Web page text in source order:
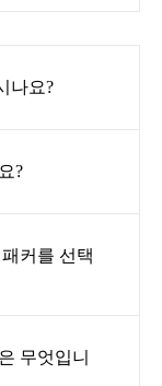
나요?
?
커를 선택
무엇입니